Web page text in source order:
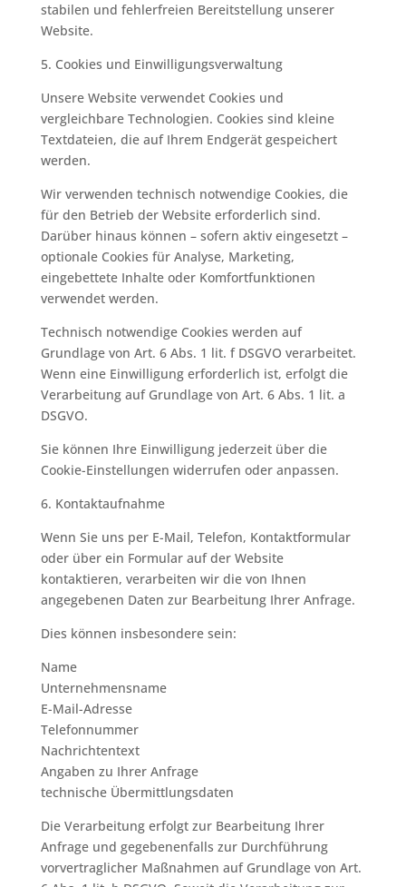
stabilen und fehlerfreien Bereitstellung unserer
Website.
5. Cookies und Einwilligungsverwaltung
Unsere Website verwendet Cookies und
vergleichbare Technologien. Cookies sind kleine
Textdateien, die auf Ihrem Endgerät gespeichert
werden.
Wir verwenden technisch notwendige Cookies, die
für den Betrieb der Website erforderlich sind.
Darüber hinaus können – sofern aktiv eingesetzt –
optionale Cookies für Analyse, Marketing,
eingebettete Inhalte oder Komfortfunktionen
verwendet werden.
Technisch notwendige Cookies werden auf
Grundlage von Art. 6 Abs. 1 lit. f DSGVO verarbeitet.
Wenn eine Einwilligung erforderlich ist, erfolgt die
Verarbeitung auf Grundlage von Art. 6 Abs. 1 lit. a
DSGVO.
Sie können Ihre Einwilligung jederzeit über die
Cookie-Einstellungen widerrufen oder anpassen.
6. Kontaktaufnahme
Wenn Sie uns per E-Mail, Telefon, Kontaktformular
oder über ein Formular auf der Website
kontaktieren, verarbeiten wir die von Ihnen
angegebenen Daten zur Bearbeitung Ihrer Anfrage.
Dies können insbesondere sein:
Name
Unternehmensname
E-Mail-Adresse
Telefonnummer
Nachrichtentext
Angaben zu Ihrer Anfrage
technische Übermittlungsdaten
Die Verarbeitung erfolgt zur Bearbeitung Ihrer
Anfrage und gegebenenfalls zur Durchführung
vorvertraglicher Maßnahmen auf Grundlage von Art.